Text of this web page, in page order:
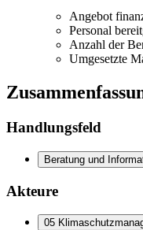
Angebot
Personal
Anzahl der
Umgesetzte
Handlungsfeld
Beratung und
Akteure
05